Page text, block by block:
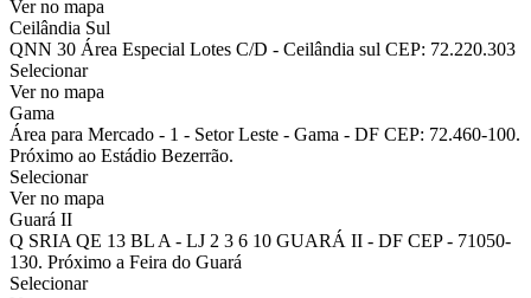
Ver no mapa
Ceilândia Sul
QNN 30 Área Especial Lotes C/D - Ceilândia sul CEP: 72.220.303
Selecionar
Ver no mapa
Gama
Área para Mercado - 1 - Setor Leste - Gama - DF CEP: 72.460-100.
Próximo ao Estádio Bezerrão.
Selecionar
Ver no mapa
Guará II
Q SRIA QE 13 BL A - LJ 2 3 6 10 GUARÁ II - DF CEP - 71050-
130. Próximo a Feira do Guará
Selecionar